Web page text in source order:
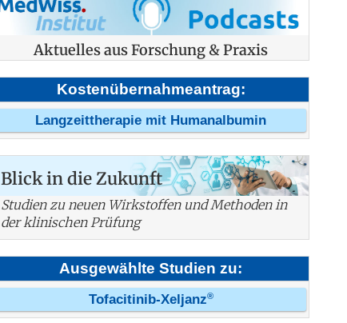
Aktuelles aus Forschung & Praxis
Kostenübernahmeantrag:
Langzeittherapie mit Humanalbumin
Blick in die Zukunft
Studien zu neuen Wirkstoffen und Methoden in
der klinischen Prüfung
Ausgewählte Studien zu:
Tofacitinib-Xeljanz®